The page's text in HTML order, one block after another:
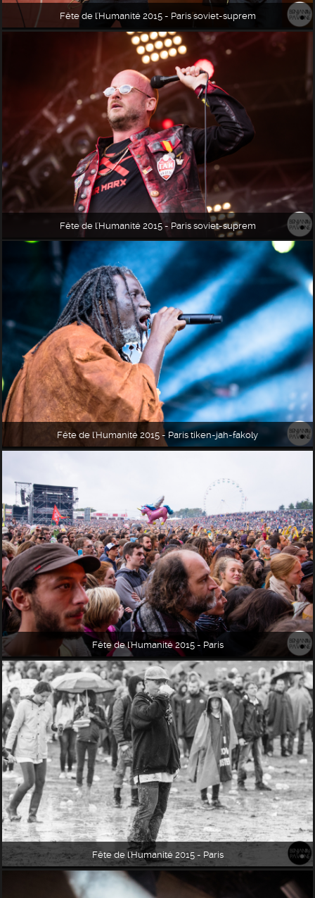
Fête de l'Humanité 2015 - Paris soviet-suprem
Fête de l'Humanité 2015 - Paris soviet-suprem
Fête de l'Humanité 2015 - Paris tiken-jah-fakoly
Fête de l'Humanité 2015 - Paris
Fête de l'Humanité 2015 - Paris